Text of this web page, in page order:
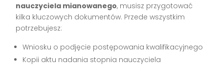
nauczyciela mianowanego, musisz przygotować
kilka kluczowych dokumentów. Przede wszystkim
potrzebujesz:
Wniosku o podjęcie postępowania kwalifikacyjnego
Kopii aktu nadania stopnia nauczyciela